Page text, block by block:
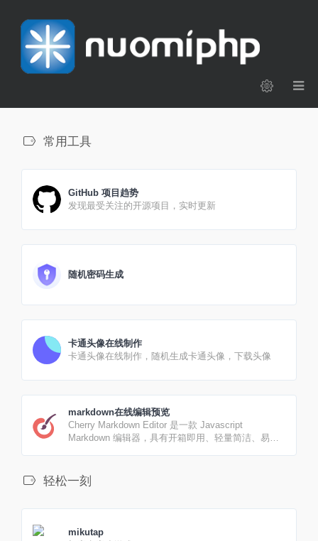
常用工具
GitHub 项目趋势
发现最受关注的开源项目，实时更新
随机密码生成
卡通头像在线制作
卡通头像在线制作，随机生成卡通头像，下载头像
markdown在线编辑预览
Cherry Markdown Editor 是一款 Javascript
Markdown 编辑器，具有开箱即用、轻量简洁、易于
轻松一刻
mikutap